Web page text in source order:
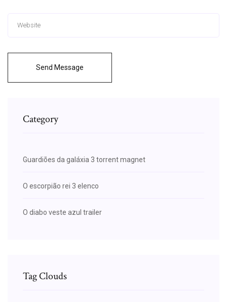
Send Message
Category
Guardiões da galáxia 3 torrent magnet
O escorpião rei 3 elenco
O diabo veste azul trailer
Tag Clouds